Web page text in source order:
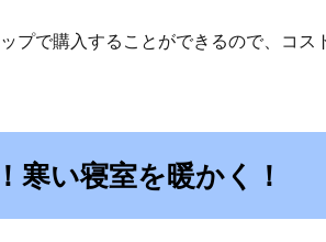
プで購入することができるので、コス
寒い寝室を暖かく！